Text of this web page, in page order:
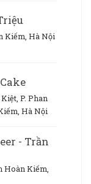
Kiếm, Hà Nội
P. Phan
Hà Nội
- Trần
Hoàn Kiếm,